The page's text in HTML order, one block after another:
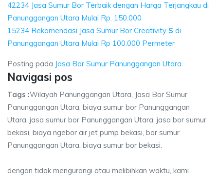
42234 Jasa Sumur Bor Terbaik dengan Harga Terjangkau di
Panunggangan Utara Mulai Rp. 150.000
15234 Rekomendasi Jasa Sumur Bor Creativity S di
Panunggangan Utara Mulai Rp 100.000 Permeter
Posting pada Jasa Bor Sumur Panunggangan Utara
Navigasi pos
Tags :Wilayah Panunggangan Utara, Jasa Bor Sumur
Panunggangan Utara, biaya sumur bor Panunggangan
Utara, jasa sumur bor Panunggangan Utara, jasa bor sumur
bekasi, biaya ngebor air jet pump bekasi, bor sumur
Panunggangan Utara, biaya sumur bor bekasi.
dengan tidak mengurangi atau melibihkan waktu, kami